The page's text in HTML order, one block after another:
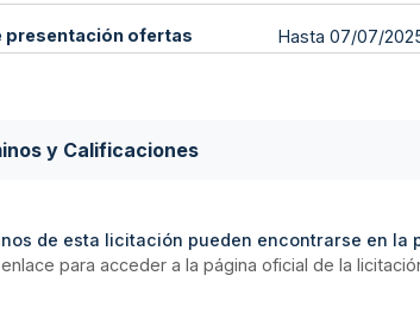
presentación ofertas Hasta 07/07/
y Calificaciones
de esta licitación pueden encontrarse en
para acceder a la página oficial de la